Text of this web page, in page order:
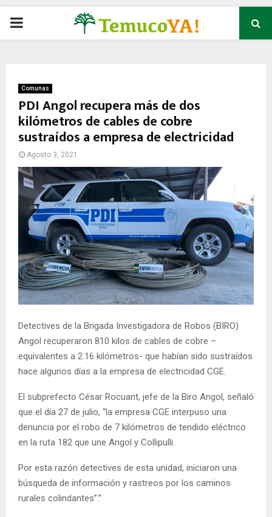
P
M
A
R
M
E
N
U
Comunas
PDI Angol recupera más de dos
kilómetros de cables de cobre
sustraídos a empresa de electricidad
Agosto 3, 2021
Detectives de la Brigada Investigadora de Robos (BIRO)
Angol recuperaron 810 kilos de cables de cobre –
equivalentes a 2.16 kilómetros- que habían sido sustraídos
hace algunos días a la empresa de electricidad CGE.
El subprefecto César Rocuant, jefe de la Biro Angol, señaló
que el día 27 de julio, “la empresa CGE interpuso una
denuncia por el robo de 7 kilómetros de tendido eléctrico
en la ruta 182 que une Angol y Collipulli.
Por esta razón detectives de esta unidad, iniciaron una
búsqueda de información y rastreos por los caminos
rurales colindantes”.”